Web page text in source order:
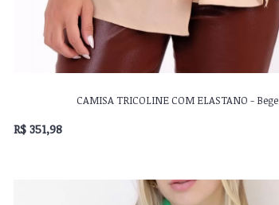
CAMISA TRICOLINE COM ELASTANO - Bege
R$ 351,98